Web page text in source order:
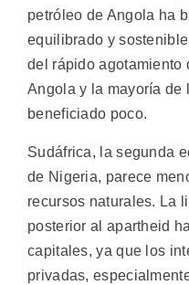
petróleo de Angola ha
equilibrado y
del rápido agotamiento
Angola y la mayoría de
beneficiado poco.
Sudáfrica, la segunda
de Nigeria, parece
recursos naturales. La
posterior al apartheid
capitales, ya que los
privadas,